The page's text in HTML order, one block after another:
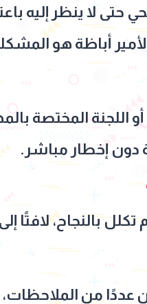
حتى لا ينظر إليه
أباظة هو
اللجنة المختصة
دون إخطار مباشر.
بالنجاح، لافتًا
من